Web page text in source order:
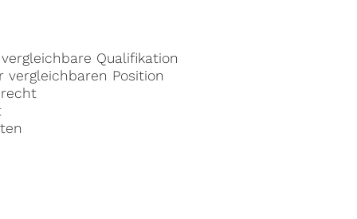
Qualifikation
vergleichbaren Position